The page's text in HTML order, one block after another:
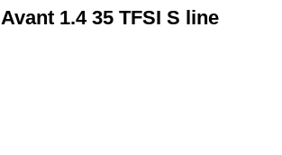
Avant 1.4 35 TFSI S line